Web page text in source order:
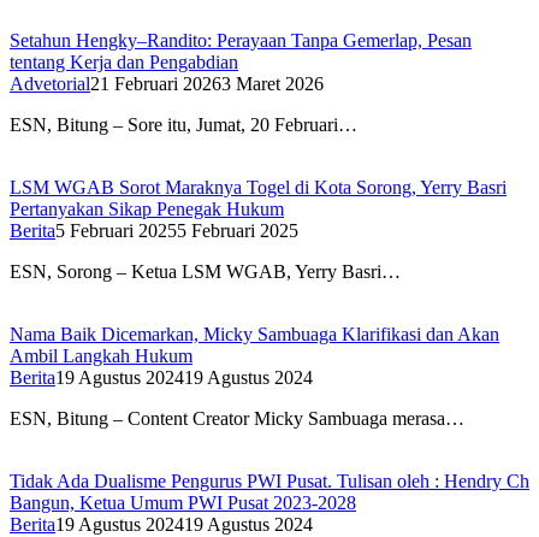
Setahun Hengky–Randito: Perayaan Tanpa Gemerlap, Pesan
tentang Kerja dan Pengabdian
Advetorial21 Februari 20263 Maret 2026
ESN, Bitung – Sore itu, Jumat, 20 Februari…
LSM WGAB Sorot Maraknya Togel di Kota Sorong, Yerry Basri
Pertanyakan Sikap Penegak Hukum
Berita5 Februari 20255 Februari 2025
ESN, Sorong – Ketua LSM WGAB, Yerry Basri…
Nama Baik Dicemarkan, Micky Sambuaga Klarifikasi dan Akan
Ambil Langkah Hukum
Berita19 Agustus 202419 Agustus 2024
ESN, Bitung – Content Creator Micky Sambuaga merasa…
Tidak Ada Dualisme Pengurus PWI Pusat. Tulisan oleh : Hendry Ch
Bangun, Ketua Umum PWI Pusat 2023-2028
Berita19 Agustus 202419 Agustus 2024